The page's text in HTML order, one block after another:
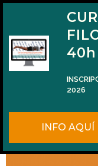
Hanumān
2026
INFO AQUÍ